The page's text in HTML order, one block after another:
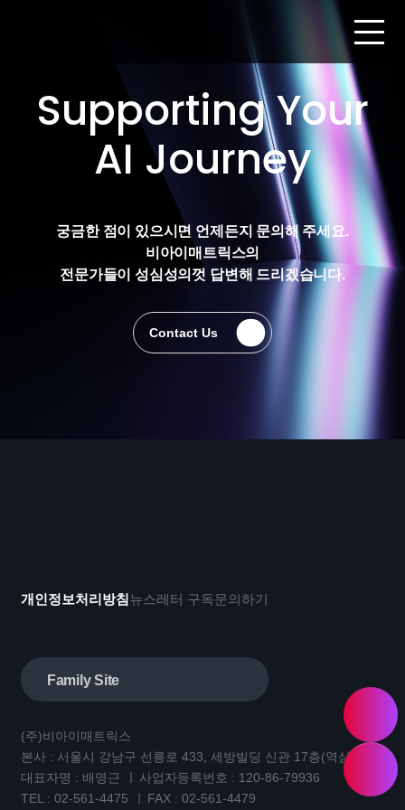
Supporting Your
AI Journey
궁금한 점이 있으시면 언제든지 문의해 주세요.
비아이매트릭스의
전문가들이 성심성의껏 답변해 드리겠습니다.
Contact Us
Contact Us
개인정보처리방침뉴스레터 구독문의하기
Family Site
(주)비아이매트릭스
본사 : 서울시 강남구 선릉로 433, 세방빌딩 신관 17층(역삼동)
대표자명 : 배영근
사업자등록번호 : 120-86-79936
TEL :02-561-4475 FAX : 02-561-4479